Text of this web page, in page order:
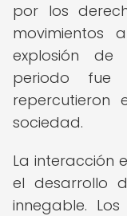
por los
movimientos
explosión de
periodo fue
sociedad.
La interacción
el desarrollo
innegable.